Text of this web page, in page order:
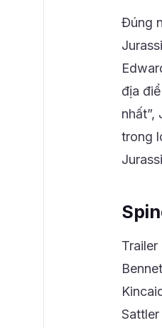
Đúng
địa
nhất”,
trong